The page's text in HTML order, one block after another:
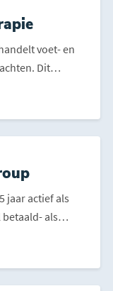
voet- en
Dit
jaar actief als
als